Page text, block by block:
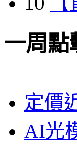
一周點
定價
AI光